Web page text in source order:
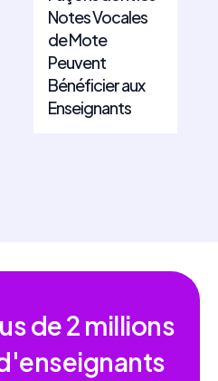
Notes Vocales
de Mote
Peuvent
Bénéficier aux
Enseignants
de2 millions